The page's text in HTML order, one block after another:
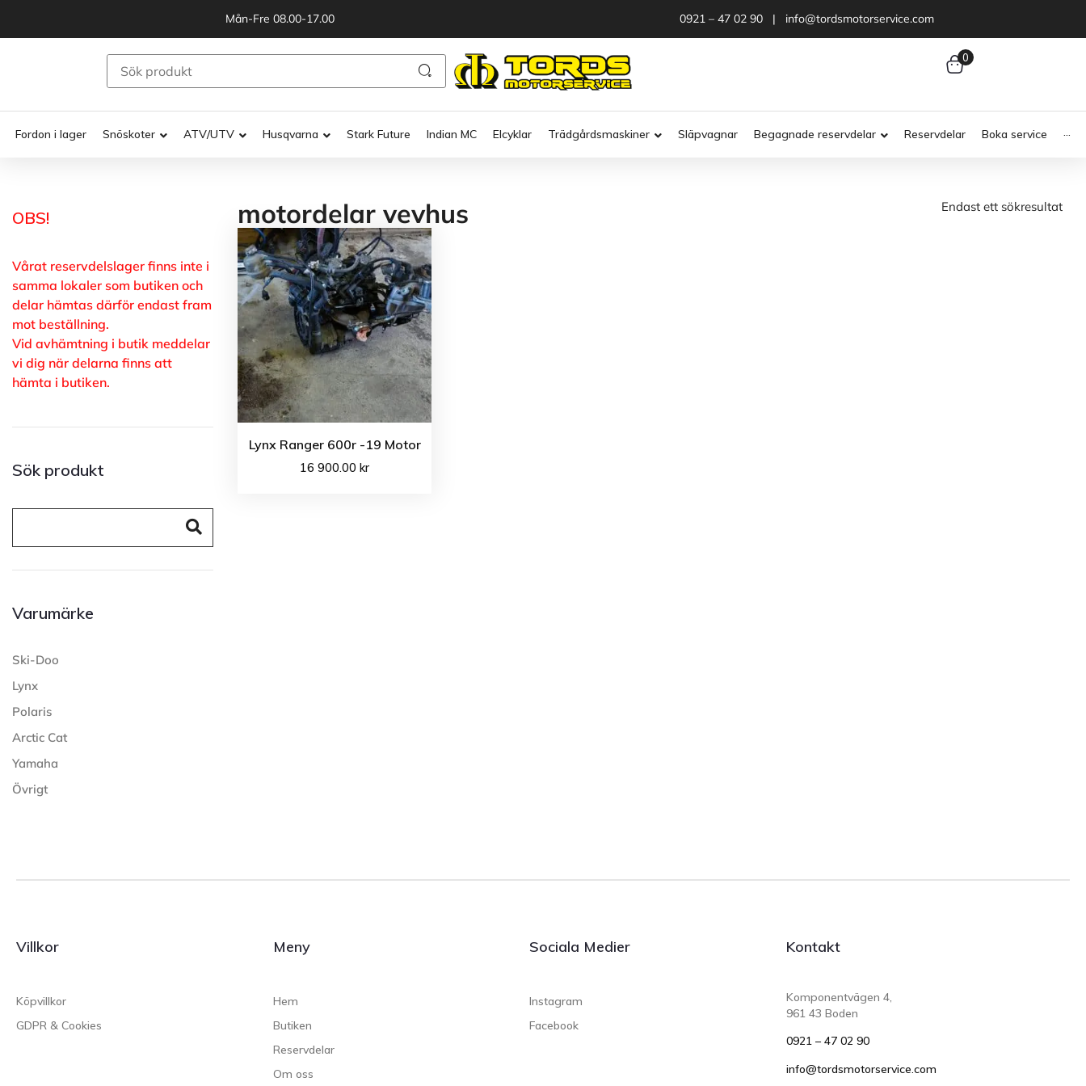
Mån-Fre 08.00-17.00 0921 – 47 02 90 | info@tordsmotorservice.com
0
Fordon i lager Snöskoter ATV/UTV Husqvarna Stark Future Indian MC Elcyklar Trädgårdsmaskiner Släpvagnar Begagnade reservdelar Reservdelar Boka service ···
OBS!
Vårat reservdelslager finns inte i
samma lokaler som butiken och
delar hämtas därför endast fram
mot beställning.
Vid avhämtning i butik meddelar
vi dig när delarna finns att
hämta i butiken.
Sök produkt
Varumärke
Ski-Doo
Lynx
Polaris
Arctic Cat
Yamaha
Övrigt
motordelar vevhus Endast ett sökresultat
Lynx Ranger 600r -19 Motor
16 900.00kr
Villkor
Köpvillkor
GDPR & Cookies
Meny
Hem
Butiken
Reservdelar
Om oss
Sociala Medier
Instagram
Facebook
Kontakt
Komponentvägen 4,
961 43 Boden
0921 – 47 02 90
info@tordsmotorservice.com